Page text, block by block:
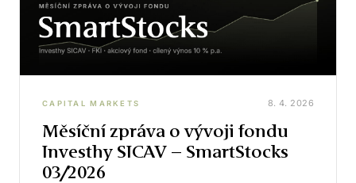
CAPITAL MARKETS 8. 4. 2026
Měsíční zpráva o vývoji fondu
Investhy SICAV – SmartStocks
03/2026